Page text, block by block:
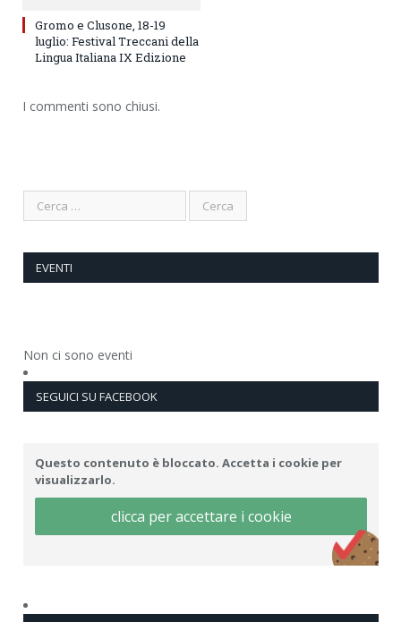
Gromo e Clusone, 18-19
luglio: Festival Treccani della
Lingua Italiana IX Edizione
I commenti sono chiusi.
EVENTI
Non ci sono eventi
SEGUICI SU FACEBOOK
Questo contenuto è bloccato. Accetta i cookie per
visualizzarlo.
clicca per accettare i cookie